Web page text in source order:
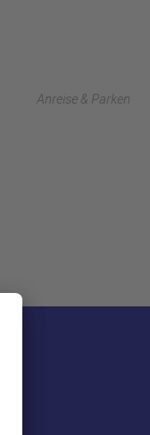
Anreise & Parken